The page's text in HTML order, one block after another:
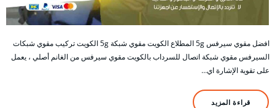
افضل مقوي سيرفس 5g المطلاع الكويت مقوي شبكة 5g الكويت تركيب مقوي شبكات
السيرفس مقوي شبكة اتصال للسرداب بالكويت مقوي سيرفس من الغانم أصلي ، يعمل
على تقوية الإشارة اي…
قراءة المزيد